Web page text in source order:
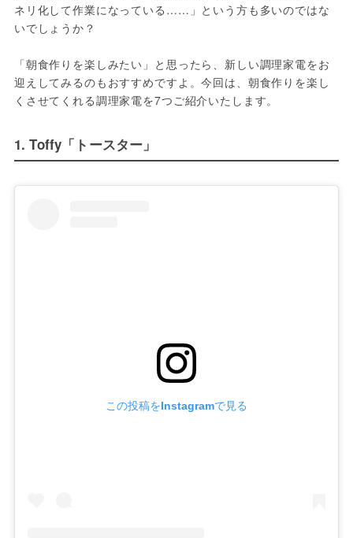
ネリ化して作業になっている……」という方も多いのではな
いでしょうか？
「朝食作りを楽しみたい」と思ったら、新しい調理家電をお
迎えしてみるのもおすすめですよ。今回は、朝食作りを楽し
くさせてくれる調理家電を7つご紹介いたします。
1. Toffy「トースター」
この投稿をInstagramで見る